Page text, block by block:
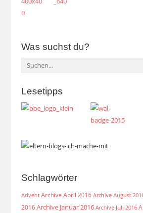
Was suchst du?
Lesetipps
Schlagwörter
Advent Archive April 2016 Archive August
2016 Archive Januar 2016 Archive Juli 2016